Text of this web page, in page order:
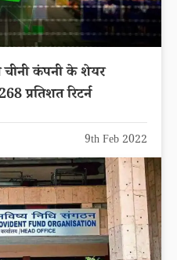
कंपनी के शेयर
प्रतिशत रिटर्न
9th Feb 2022